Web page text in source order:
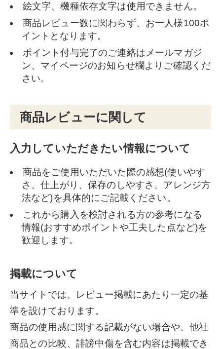
絵文字、機種依存文字は使用できません。
商品レビュー数に関わらず、お一人様100ポ
イントとなります。
ポイント付与完了のご連絡はメールマガジ
ン、マイページのお知らせ欄よりご確認くだ
さい。
商品レビューに関して
入力していただきたい情報について
商品をご使用いただいた際の感想(使いやす
さ、仕上がり、保存のしやすさ、アレンジ方
法など)を具体的にご記載ください。
これから購入を検討される方の参考になる
情報(おすすめポイントや工夫した点など)を
歓迎します。
掲載について
当サイトでは、レビュー掲載にあたり一定の基
準を設けております。
商品の使用感に関する記載がない場合や、他社
商品との比較、誹謗中傷を含む内容は掲載でき